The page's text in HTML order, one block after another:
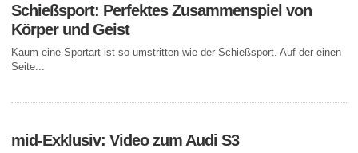
Schießsport: Perfektes Zusammenspiel von
Körper und Geist
Kaum eine Sportart ist so umstritten wie der Schießsport. Auf der einen
Seite...
mid-Exklusiv: Video zum Audi S3